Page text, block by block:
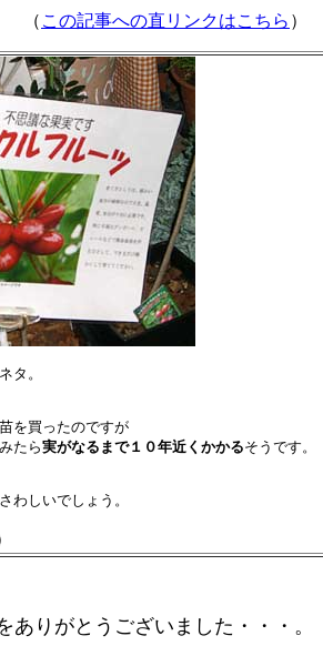
（ この記事への直リンクはこちら ）
ネタ。
を買ったのですが
たら実がなるまで１０年近くかかるそうです。
わしいでしょう。
ありがとうございました・・・。